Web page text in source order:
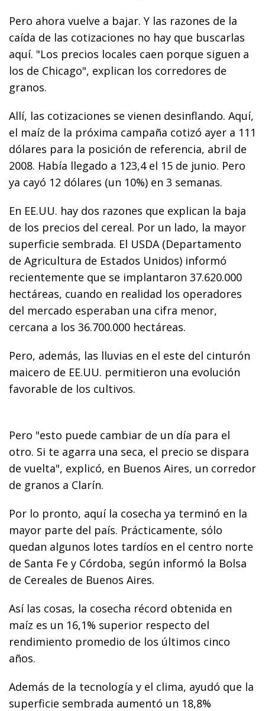
Pero ahora vuelve a bajar. Y las razones de la
caída de las cotizaciones no hay que buscarlas
aquí. "Los precios locales caen porque siguen a
los de Chicago", explican los corredores de
granos.
Allí, las cotizaciones se vienen desinflando. Aquí,
el maíz de la próxima campaña cotizó ayer a 111
dólares para la posición de referencia, abril de
2008. Había llegado a 123,4 el 15 de junio. Pero
ya cayó 12 dólares (un 10%) en 3 semanas.
En EE.UU. hay dos razones que explican la baja
de los precios del cereal. Por un lado, la mayor
superficie sembrada. El USDA (Departamento
de Agricultura de Estados Unidos) informó
recientemente que se implantaron 37.620.000
hectáreas, cuando en realidad los operadores
del mercado esperaban una cifra menor,
cercana a los 36.700.000 hectáreas.
Pero, además, las lluvias en el este del cinturón
maicero de EE.UU. permitieron una evolución
favorable de los cultivos.
Pero "esto puede cambiar de un día para el
otro. Si te agarra una seca, el precio se dispara
de vuelta", explicó, en Buenos Aires, un corredor
de granos a Clarín.
Por lo pronto, aquí la cosecha ya terminó en la
mayor parte del país. Prácticamente, sólo
quedan algunos lotes tardíos en el centro norte
de Santa Fe y Córdoba, según informó la Bolsa
de Cereales de Buenos Aires.
Así las cosas, la cosecha récord obtenida en
maíz es un 16,1% superior respecto del
rendimiento promedio de los últimos cinco
años.
Además de la tecnología y el clima, ayudó que la
superficie sembrada aumentó un 18,8%